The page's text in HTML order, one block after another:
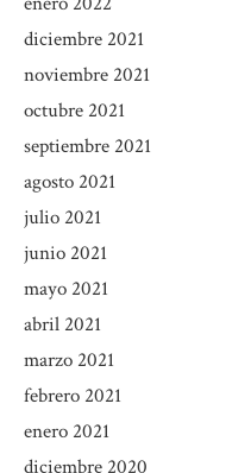
diciembre 2021
noviembre 2021
octubre 2021
septiembre 2021
agosto 2021
julio 2021
junio 2021
mayo 2021
abril 2021
marzo 2021
febrero 2021
enero 2021
diciembre 2020